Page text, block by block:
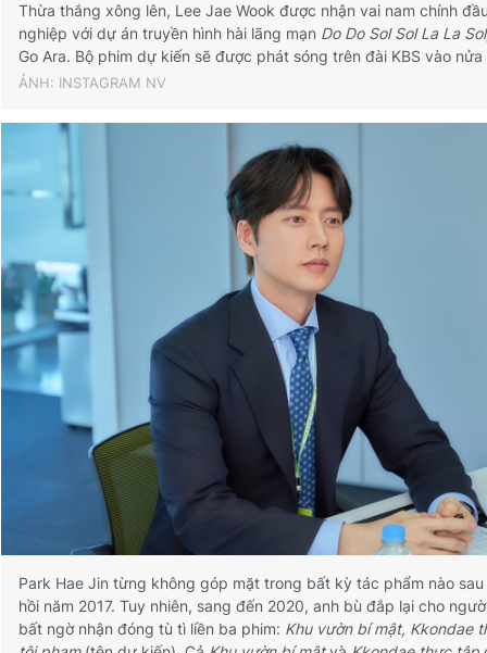
Thừa thắng xông lên, Lee Jae Wook được nhận vai nam chính
nghiệp với dự án truyền hình hài lãng mạn Do Do Sol Sol La La
Go Ara. Bộ phim dự kiến sẽ được phát sóng trên đài KBS vào
ẢNH: INSTAGRAM NV
Park Hae Jin từng không góp mặt trong bất kỳ tác phẩm nào sau
hồi năm 2017. Tuy nhiên, sang đến 2020, anh bù đắp lại cho
bất ngờ nhận đóng tù tì liền ba phim: Khu vườn bí mật, Kkondae